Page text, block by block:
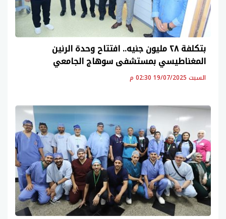
بتكلفة ٢٨ مليون جنيه.. افتتاح وحدة الرنين
المغناطيسي بمستشفى سوهاج الجامعي
السبت 19/07/2025 02:30 م